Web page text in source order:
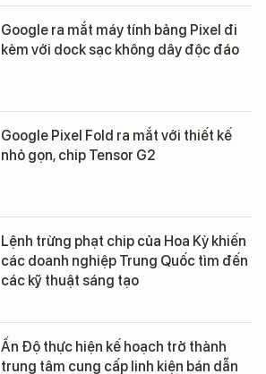
Google ra mắt máy tính bảng Pixel đi
kèm với dock sạc không dây độc đáo
Google Pixel Fold ra mắt với thiết kế
nhỏ gọn, chip Tensor G2
Lệnh trừng phạt chip của Hoa Kỳ khiến
các doanh nghiệp Trung Quốc tìm đến
các kỹ thuật sáng tạo
Ấn Độ thực hiện kế hoạch trở thành
trung tâm cung cấp linh kiện bán dẫn